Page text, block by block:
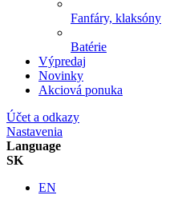
Fanfáry, klaksóny
Batérie
Výpredaj
Novinky
Akciová ponuka
Účet a odkazy
Nastavenia
Language
SK
EN